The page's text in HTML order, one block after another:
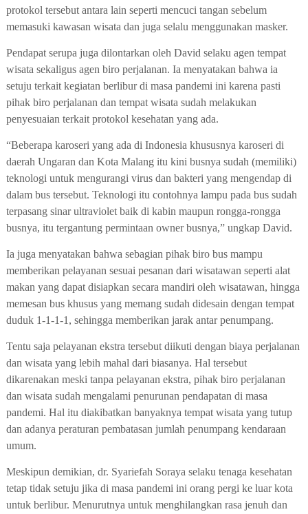
protokol tersebut antara lain seperti mencuci tangan sebelum
memasuki kawasan wisata dan juga selalu menggunakan masker.
Pendapat serupa juga dilontarkan oleh David selaku agen tempat
wisata sekaligus agen biro perjalanan. Ia menyatakan bahwa ia
setuju terkait kegiatan berlibur di masa pandemi ini karena pasti
pihak biro perjalanan dan tempat wisata sudah melakukan
penyesuaian terkait protokol kesehatan yang ada.
“Beberapa karoseri yang ada di Indonesia khususnya karoseri di
daerah Ungaran dan Kota Malang itu kini busnya sudah (memiliki)
teknologi untuk mengurangi virus dan bakteri yang mengendap di
dalam bus tersebut. Teknologi itu contohnya lampu pada bus sudah
terpasang sinar ultraviolet baik di kabin maupun rongga-rongga
busnya, itu tergantung permintaan owner busnya,” ungkap David.
Ia juga menyatakan bahwa sebagian pihak biro bus mampu
memberikan pelayanan sesuai pesanan dari wisatawan seperti alat
makan yang dapat disiapkan secara mandiri oleh wisatawan, hingga
memesan bus khusus yang memang sudah didesain dengan tempat
duduk 1-1-1-1, sehingga memberikan jarak antar penumpang.
Tentu saja pelayanan ekstra tersebut diikuti dengan biaya perjalanan
dan wisata yang lebih mahal dari biasanya. Hal tersebut
dikarenakan meski tanpa pelayanan ekstra, pihak biro perjalanan
dan wisata sudah mengalami penurunan pendapatan di masa
pandemi. Hal itu diakibatkan banyaknya tempat wisata yang tutup
dan adanya peraturan pembatasan jumlah penumpang kendaraan
umum.
Meskipun demikian, dr. Syariefah Soraya selaku tenaga kesehatan
tetap tidak setuju jika di masa pandemi ini orang pergi ke luar kota
untuk berlibur. Menurutnya untuk menghilangkan rasa jenuh dan